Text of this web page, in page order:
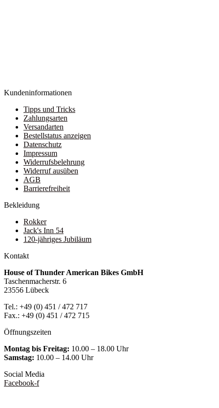
Kundeninformationen
Tipps und Tricks
Zahlungsarten
Versandarten
Bestellstatus anzeigen
Datenschutz
Impressum
Widerrufsbelehrung
Widerruf ausüben
AGB
Barrierefreiheit
Bekleidung
Rokker
Jack's Inn 54
120-jähriges Jubiläum
Kontakt
House of Thunder American Bikes GmbH
Taschenmacherstr. 6
23556 Lübeck
Tel.: +49 (0) 451 / 472 717
Fax.: +49 (0) 451 / 472 715
Öffnungszeiten
Montag bis Freitag: 10.00 – 18.00 Uhr
Samstag: 10.00 – 14.00 Uhr
Social Media
Facebook-f